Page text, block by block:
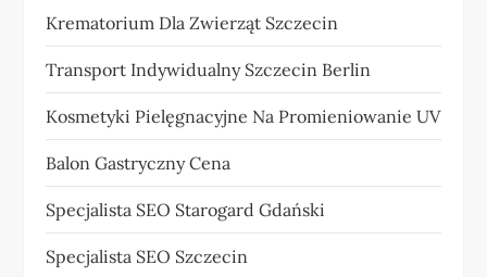
Krematorium Dla Zwierząt Szczecin
Transport Indywidualny Szczecin Berlin
Kosmetyki Pielęgnacyjne Na Promieniowanie UV
Balon Gastryczny Cena
Specjalista SEO Starogard Gdański
Specjalista SEO Szczecin